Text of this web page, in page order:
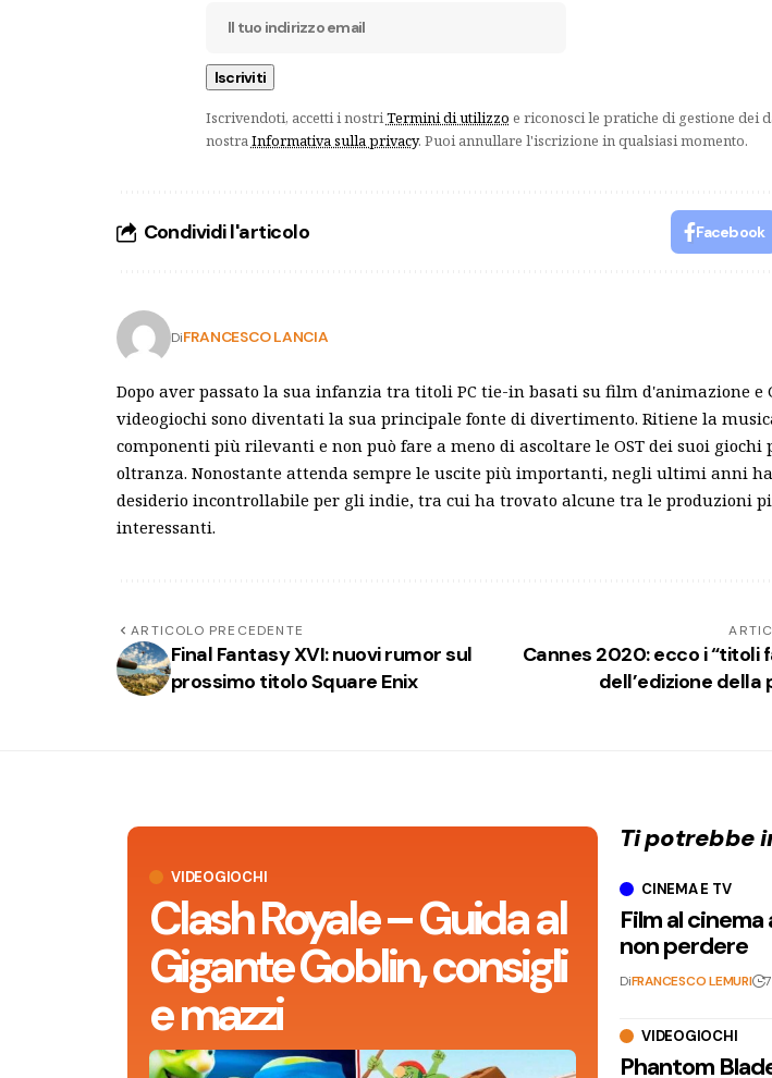
Iscrivendoti, accetti i nostriTermini di utilizzo e riconosci le pratiche di gestione dei
nostraInformativa sulla privacy. Puoi annullare l'iscrizione in qualsiasi momento.
Condividi l'articolo Facebook
DiFRANCESCO LANCIA
Dopo aver passato la sua infanzia tra titoli PC tie-in basati su film d'animazione e
videogiochi sono diventati la sua principale fonte di divertimento. Ritiene la
componenti più rilevanti e non può fare a meno di ascoltare le OST dei suoi giochi
oltranza. Nonostante attenda sempre le uscite più importanti, negli ultimi anni
desiderio incontrollabile per gli indie, tra cui ha trovato alcune tra le produzioni
interessanti.
ARTICOLO PRECEDENTE
Final Fantasy XVI: nuovi rumor sul
prossimo titolo Square Enix
Cannes 2020: ecco i “titoli
dell’edizione della
VIDEOGIOCHI
Clash Royale – Guida al
Gigante Goblin, consigli
e mazzi
Ti potrebbe
CINEMA E TV
Film al
non perdere
DiFRANCESCO LEMURI
VIDEOGIOCHI
Phantom